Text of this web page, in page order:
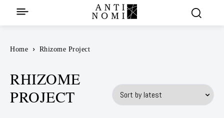
Home Rhizome Project
RHIZOME
PROJECT